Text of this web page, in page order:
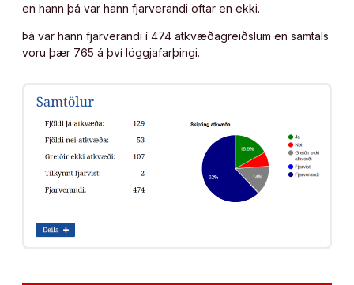
en hann þá var hann fjarverandi oftar en ekki.
Þá var hann fjarverandi í 474 atkvæðagreiðslum en samtals
voru þær 765 á því löggjafarþingi.